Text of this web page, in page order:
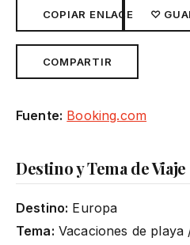
COPIAR ENLACE ♡
COMPARTIR
Fuente: Booking.com
Destino y Tema de Viaje
Destino: Europa
Tema: Vacaciones de